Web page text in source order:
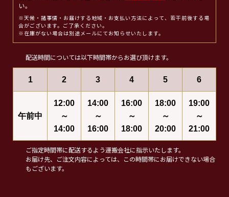
い。
※天候・諸事情・お届けする地域・お支払い方法によって、若干前後する場
合がございます。ご了承ください。
※在庫がない場合は別途メールにてお知らせいたします。
配送時間については以下時間帯からお選び頂けます。
1 2 3 4 5 6
午前中
12:00
～
14:00
14:00
～
16:00
16:00
～
18:00
18:00
～
20:00
19:00
～
21:00
ご指定時間帯に配送するよう運搬会社に指示いたします。
お届け先、ご注文内容によっては、この時間帯にお届けできない場合
もございます。